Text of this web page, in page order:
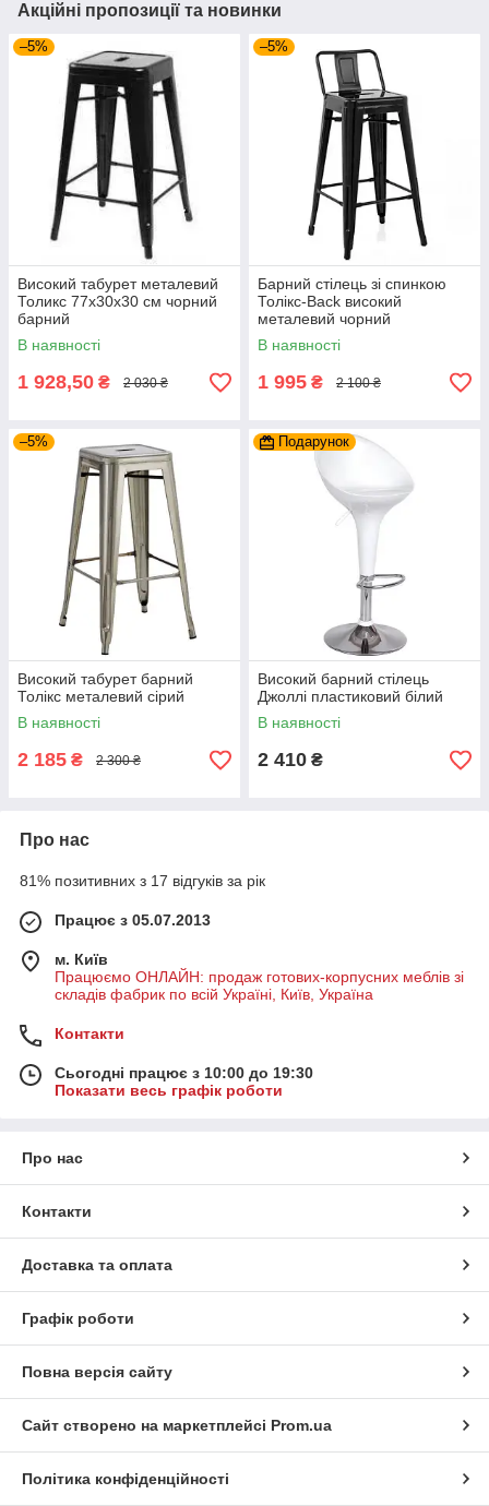
Акційні пропозиції та новинки
–5%
Високий табурет металевий
Толикс 77х30х30 см чорний
барний
В наявності
1 928,50 ₴ 2 030 ₴
–5%
Барний стілець зі спинкою
Толікс-Back високий
металевий чорний
В наявності
1 995 ₴ 2 100 ₴
–5%
Високий табурет барний
Толікс металевий сірий
В наявності
2 185 ₴ 2 300 ₴
Подарунок
Високий барний стілець
Джоллі пластиковий білий
В наявності
2 410 ₴
Про нас
81% позитивних з 17 відгуків за рік
Працює з 05.07.2013
м. Київ
Працюємо ОНЛАЙН: продаж готових-корпусних меблів зі
складів фабрик по всій Україні, Київ, Україна
Контакти
Сьогодні працює з 10:00 до 19:30
Показати весь графік роботи
Про нас
Контакти
Доставка та оплата
Графік роботи
Повна версія сайту
Сайт створено на маркетплейсі Prom.ua
Політика конфіденційності